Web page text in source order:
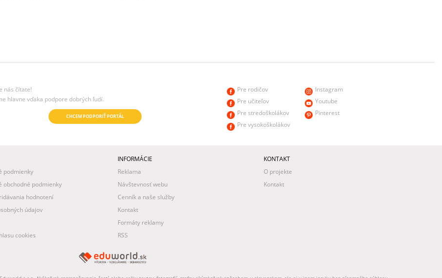
nás čítate!
hlavne vďaka podpore dobrých ľudí.
CHCEM PODPORIŤ PORTÁL
Pre rodičov
Pre učiteľov
Pre stredoškolákov
Pre vysokoškolákov
Instagram
Youtube
Pinterest
podmienky
obchodné podmienky
hodnotení
údajov
cookies
INFORMÁCIE
Reklama
Návštevnosť webu
Cenník a naše služby
Kontakt
Formáty reklamy
RSS
KONTAKT
O projekte
Kontakt